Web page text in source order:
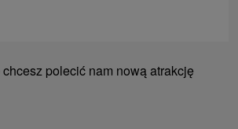
chcesz polecić nam nową atrakcję